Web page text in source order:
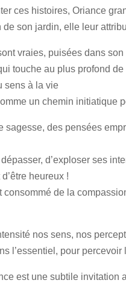
ces histoires, Oriance
de son jardin, elle leur
vraies, puisées dans son
touche au plus profond
sens à la vie
un chemin initiatique
sagesse, des pensées
d’exploser ses
d’être heureux !
consommé de la
nos sens, nos
l’essentiel, pour
est une subtile